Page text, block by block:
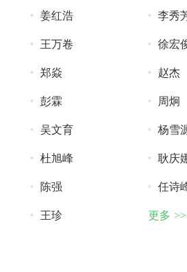
姜红浩 李秀
王万卷 徐宏
郑焱 赵杰
彭霖 周炯
吴文育 杨雪
杜旭峰 耿庆
陈强 任诗
王珍 更多 >>